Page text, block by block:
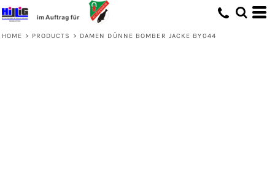
HOME > PRODUCTS > DAMEN DÜNNE BOMBER JACKE BY044